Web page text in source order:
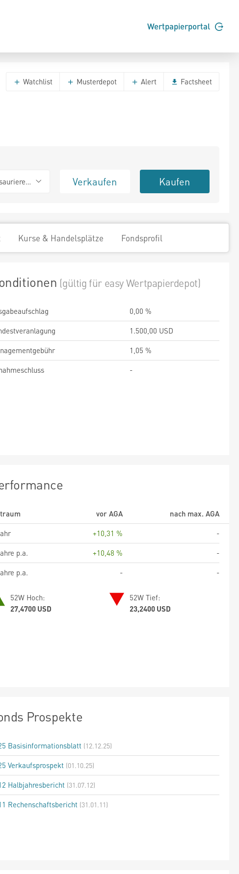
Wertpapierportal
Watchlist Musterdepot Alert Factsheet
Verkaufen Kaufen
Kurse & Handelsplätze Fondsprofil
(gültig für easy Wertpapierdepot)
0,00 %
1.500,00 USD
1,05 %
-
vor AGA
nach max. AGA
+10,31 %
-
p.a.
+10,48 %
-
p.a.
- -
52W Hoch:
27,4700 USD
52W Tief:
23,2400 USD
Prospekte
Basisinformationsblatt (12.12.25)
Verkaufsprospekt (01.10.25)
Halbjahresbericht (31.07.12)
Rechenschaftsbericht (31.01.11)